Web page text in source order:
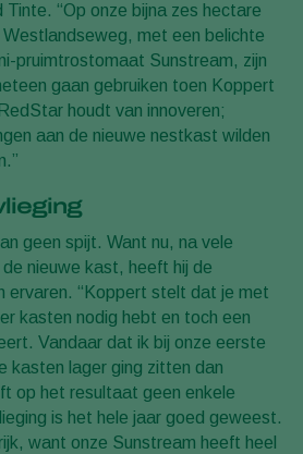
“Op onze bijna zes hectare
met een belichte
pruimtrostomaat Sunstream, zijn
gaan gebruiken toen Koppert
houdt van innoveren;
aan de nieuwe nestkast wilden
geen spijt. Want nu, na vele
nieuwe kast, heeft hij de
ervaren. “Koppert stelt dat je met
kasten nodig hebt en toch een
Vandaar dat ik bij onze eerste
kasten lager ging zitten dan
op het resultaat geen enkele
is het hele jaar goed geweest.
want onze Sunstream heeft heel